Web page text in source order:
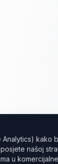
kako
našoj
u